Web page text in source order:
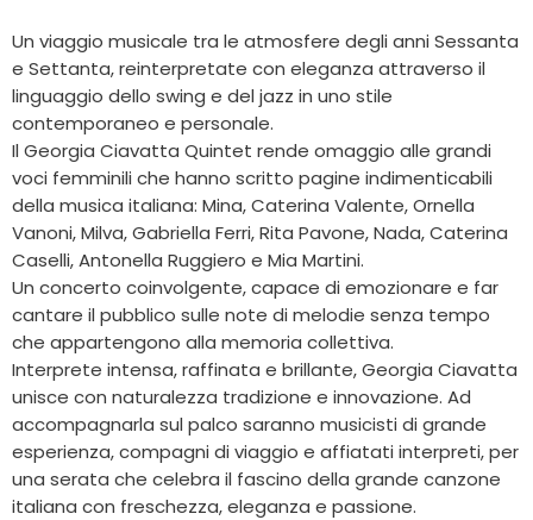
Un viaggio musicale tra le atmosfere degli anni Sessanta
e Settanta, reinterpretate con eleganza attraverso il
linguaggio dello swing e del jazz in uno stile
contemporaneo e personale.
Il Georgia Ciavatta Quintet rende omaggio alle grandi
voci femminili che hanno scritto pagine indimenticabili
della musica italiana: Mina, Caterina Valente, Ornella
Vanoni, Milva, Gabriella Ferri, Rita Pavone, Nada, Caterina
Caselli, Antonella Ruggiero e Mia Martini.
Un concerto coinvolgente, capace di emozionare e far
cantare il pubblico sulle note di melodie senza tempo
che appartengono alla memoria collettiva.
Interprete intensa, raffinata e brillante, Georgia Ciavatta
unisce con naturalezza tradizione e innovazione. Ad
accompagnarla sul palco saranno musicisti di grande
esperienza, compagni di viaggio e affiatati interpreti, per
una serata che celebra il fascino della grande canzone
italiana con freschezza, eleganza e passione.